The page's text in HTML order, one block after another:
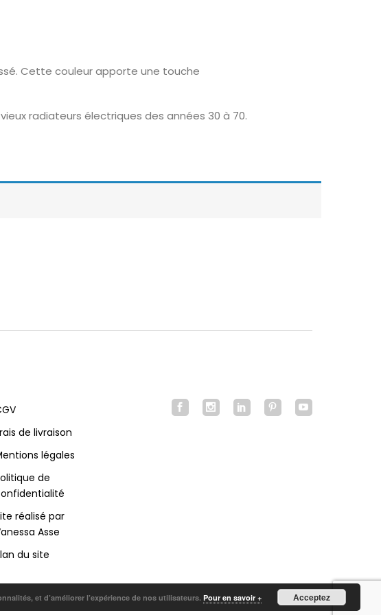
Cette couleur apporte une touche
radiateurs électriques des années 30 à 70.
de livraison
légales
de
réalisé par
Asse
du site
et d’améliorer l’expérience de nos utilisateurs. Pour en savoir + Acceptez